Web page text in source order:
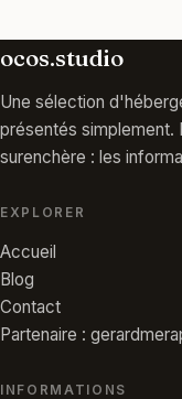
ocos.studio
Une sélection
présentés simplement.
surenchère : les
EXPLORER
Accueil
Blog
Contact
Partenaire :
INFORMATIONS